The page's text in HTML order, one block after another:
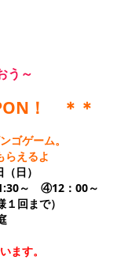
う～
！ ＊＊
ゴゲーム。
らえるよ
日）
～ ④12：00～
回まで）
ます。